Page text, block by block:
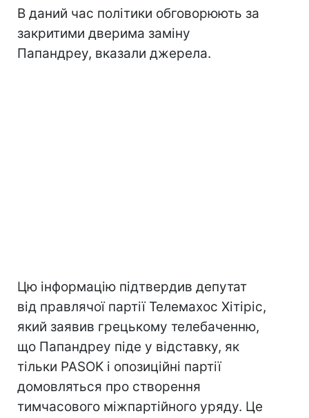
В даний час політики обговорюють за
закритими дверима заміну
Папандреу, вказали джерела.
Цю інформацію підтвердив депутат
від правлячої партії Телемахос Хітіріс,
який заявив грецькому телебаченню,
що Папандреу піде у відставку, як
тільки PASOK і опозиційні партії
домовляться про створення
тимчасового міжпартійного уряду. Це